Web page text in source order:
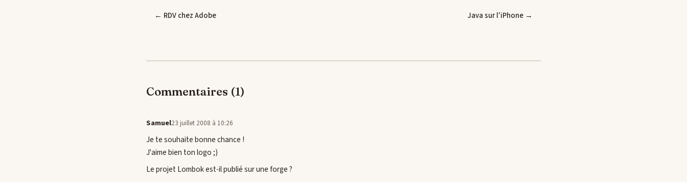
← RDV chez Adobe Java sur l'iPhone →
Commentaires (1)
Samuel23 juillet 2008 à 10:26
Je te souhaite bonne chance !
J'aime bien ton logo ;)
Le projet Lombok est-il publié sur une forge ?